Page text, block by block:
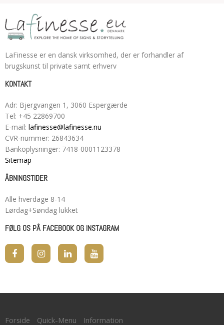
LaFinesse er en dansk virksomhed, der er forhandler af
brugskunst til private samt erhverv
KONTAKT
Adr: Bjergvangen 1 , 3060 Espergærde
Tel: +45 22869700
E-mail: lafinesse@lafinesse.nu
CVR-nummer: 26843634
Bankoplysninger: 7418-0001123378
Sitemap
ÅBNINGSTIDER
Alle hverdage 8-14
Lørdag+Søndag lukket
FØLG OS PÅ FACEBOOK OG INSTAGRAM
Forside Quick-Menu Information